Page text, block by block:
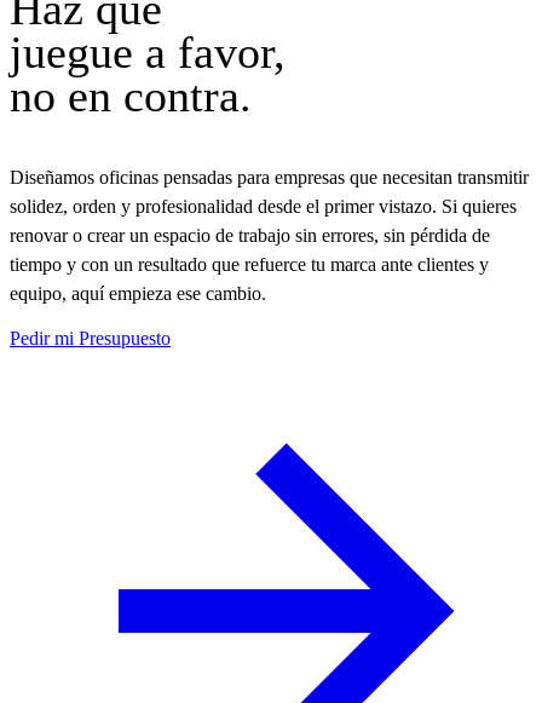
juegue a favor,
no en contra.
Diseñamos oficinas pensadas para empresas que necesitan transmitir
solidez, orden y profesionalidad desde el primer vistazo. Si quieres
renovar o crear un espacio de trabajo sin errores, sin pérdida de
tiempo y con un resultado que refuerce tu marca ante clientes y
equipo, aquí empieza ese cambio.
Pedir mi Presupuesto